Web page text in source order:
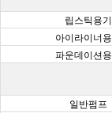
립스틱용기
아이라이너
파운데이션
일반펌프